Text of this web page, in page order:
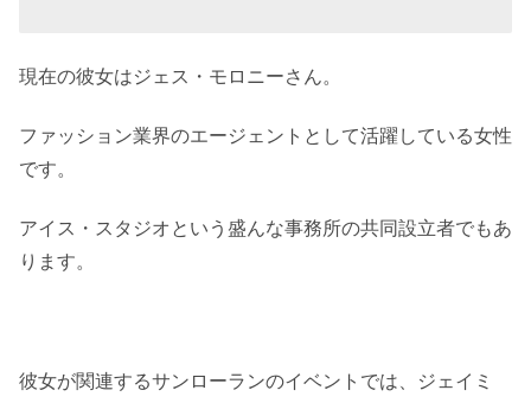
現在の彼女はジェス・モロニーさん。
ファッション業界のエージェントとして活躍している女性
です。
アイス・スタジオという盛んな事務所の共同設立者でもあ
ります。
彼女が関連するサンローランのイベントでは、ジェイミ